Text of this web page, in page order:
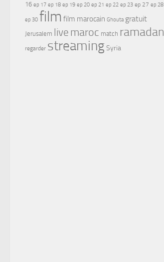
16 ep 17 ep 18 ep 19 ep 20 ep 21 ep 22 ep 23 ep 27 ep 28
ep 30 film film marocain Ghouta gratuit
Jerusalem live maroc match ramadan
regarder streamingSyria